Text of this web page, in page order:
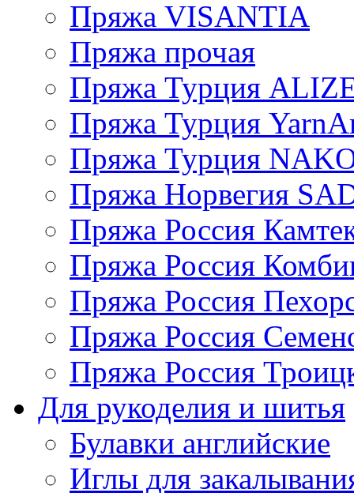
Пряжа VISANTIA
Пряжа прочая
Пряжа Турция
Пряжа Турция
Пряжа Турция
Пряжа Норвегия
Пряжа Россия
Пряжа Россия
Пряжа Россия
Пряжа Россия
Пряжа Россия
Для рукоделия и шитья
Булавки английские
Иглы для